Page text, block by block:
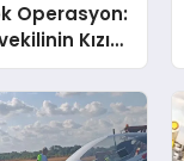
Operasyon:
Kızı